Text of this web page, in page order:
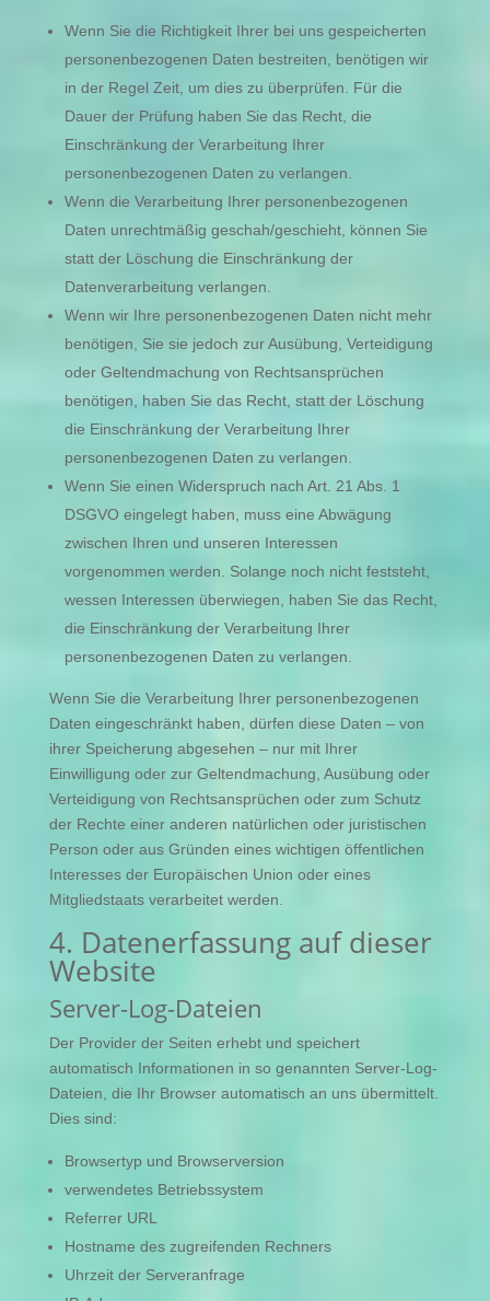
Wenn Sie die Richtigkeit Ihrer bei uns gespeicherten
personenbezogenen Daten bestreiten, benötigen wir
in der Regel Zeit, um dies zu überprüfen. Für die
Dauer der Prüfung haben Sie das Recht, die
Einschränkung der Verarbeitung Ihrer
personenbezogenen Daten zu verlangen.
Wenn die Verarbeitung Ihrer personenbezogenen
Daten unrechtmäßig geschah/geschieht, können Sie
statt der Löschung die Einschränkung der
Datenverarbeitung verlangen.
Wenn wir Ihre personenbezogenen Daten nicht mehr
benötigen, Sie sie jedoch zur Ausübung, Verteidigung
oder Geltendmachung von Rechtsansprüchen
benötigen, haben Sie das Recht, statt der Löschung
die Einschränkung der Verarbeitung Ihrer
personenbezogenen Daten zu verlangen.
Wenn Sie einen Widerspruch nach Art. 21 Abs. 1
DSGVO eingelegt haben, muss eine Abwägung
zwischen Ihren und unseren Interessen
vorgenommen werden. Solange noch nicht feststeht,
wessen Interessen überwiegen, haben Sie das Recht,
die Einschränkung der Verarbeitung Ihrer
personenbezogenen Daten zu verlangen.
Wenn Sie die Verarbeitung Ihrer personenbezogenen
Daten eingeschränkt haben, dürfen diese Daten – von
ihrer Speicherung abgesehen – nur mit Ihrer
Einwilligung oder zur Geltendmachung, Ausübung oder
Verteidigung von Rechtsansprüchen oder zum Schutz
der Rechte einer anderen natürlichen oder juristischen
Person oder aus Gründen eines wichtigen öffentlichen
Interesses der Europäischen Union oder eines
Mitgliedstaats verarbeitet werden.
4. Datenerfassung auf dieser
Website
Server-Log-Dateien
Der Provider der Seiten erhebt und speichert
automatisch Informationen in so genannten Server-Log-
Dateien, die Ihr Browser automatisch an uns übermittelt.
Dies sind:
Browsertyp und Browserversion
verwendetes Betriebssystem
Referrer URL
Hostname des zugreifenden Rechners
Uhrzeit der Serveranfrage